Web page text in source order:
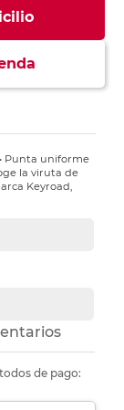
Punta uniforme
la viruta de
Keyroad,
de pago: